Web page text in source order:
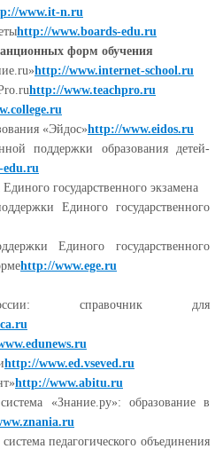
www.it-n.ru
http://www.boards-edu.ru
форм обучения
http://www.internet-school.ru
http://www.teachpro.ru
«Эйдос»http://www.eidos.ru
поддержки образования детей-
edu.ru
государственного экзамена
Единого государственного
Единого государственного
http://www.ege.ru
справочник для
http://www.ed.vseved.ru
http://www.abitu.ru
«Знание.ру»: образование в
педагогического объединения